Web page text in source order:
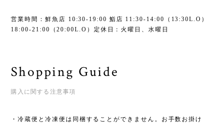
営業時間：鮮魚店 10:30-19:00 鮨店 11:30-14:00（13:30L.O）
18:00-21:00（20:00L.O）定休日：火曜日、水曜日
Shopping Guide
購入に関する注意事項
・冷蔵便と冷凍便は同梱することができません。お手数お掛け